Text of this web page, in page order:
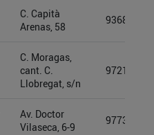
C. Capità
Arenas, 58
C. Moragas,
cant. C.
Llobregat, s/n
Av. Doctor
Vilaseca, 6-9